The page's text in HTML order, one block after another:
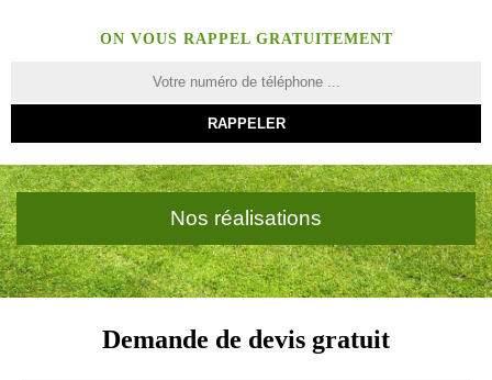
ON VOUS RAPPEL GRATUITEMENT
Nos réalisations
Demande de devis gratuit